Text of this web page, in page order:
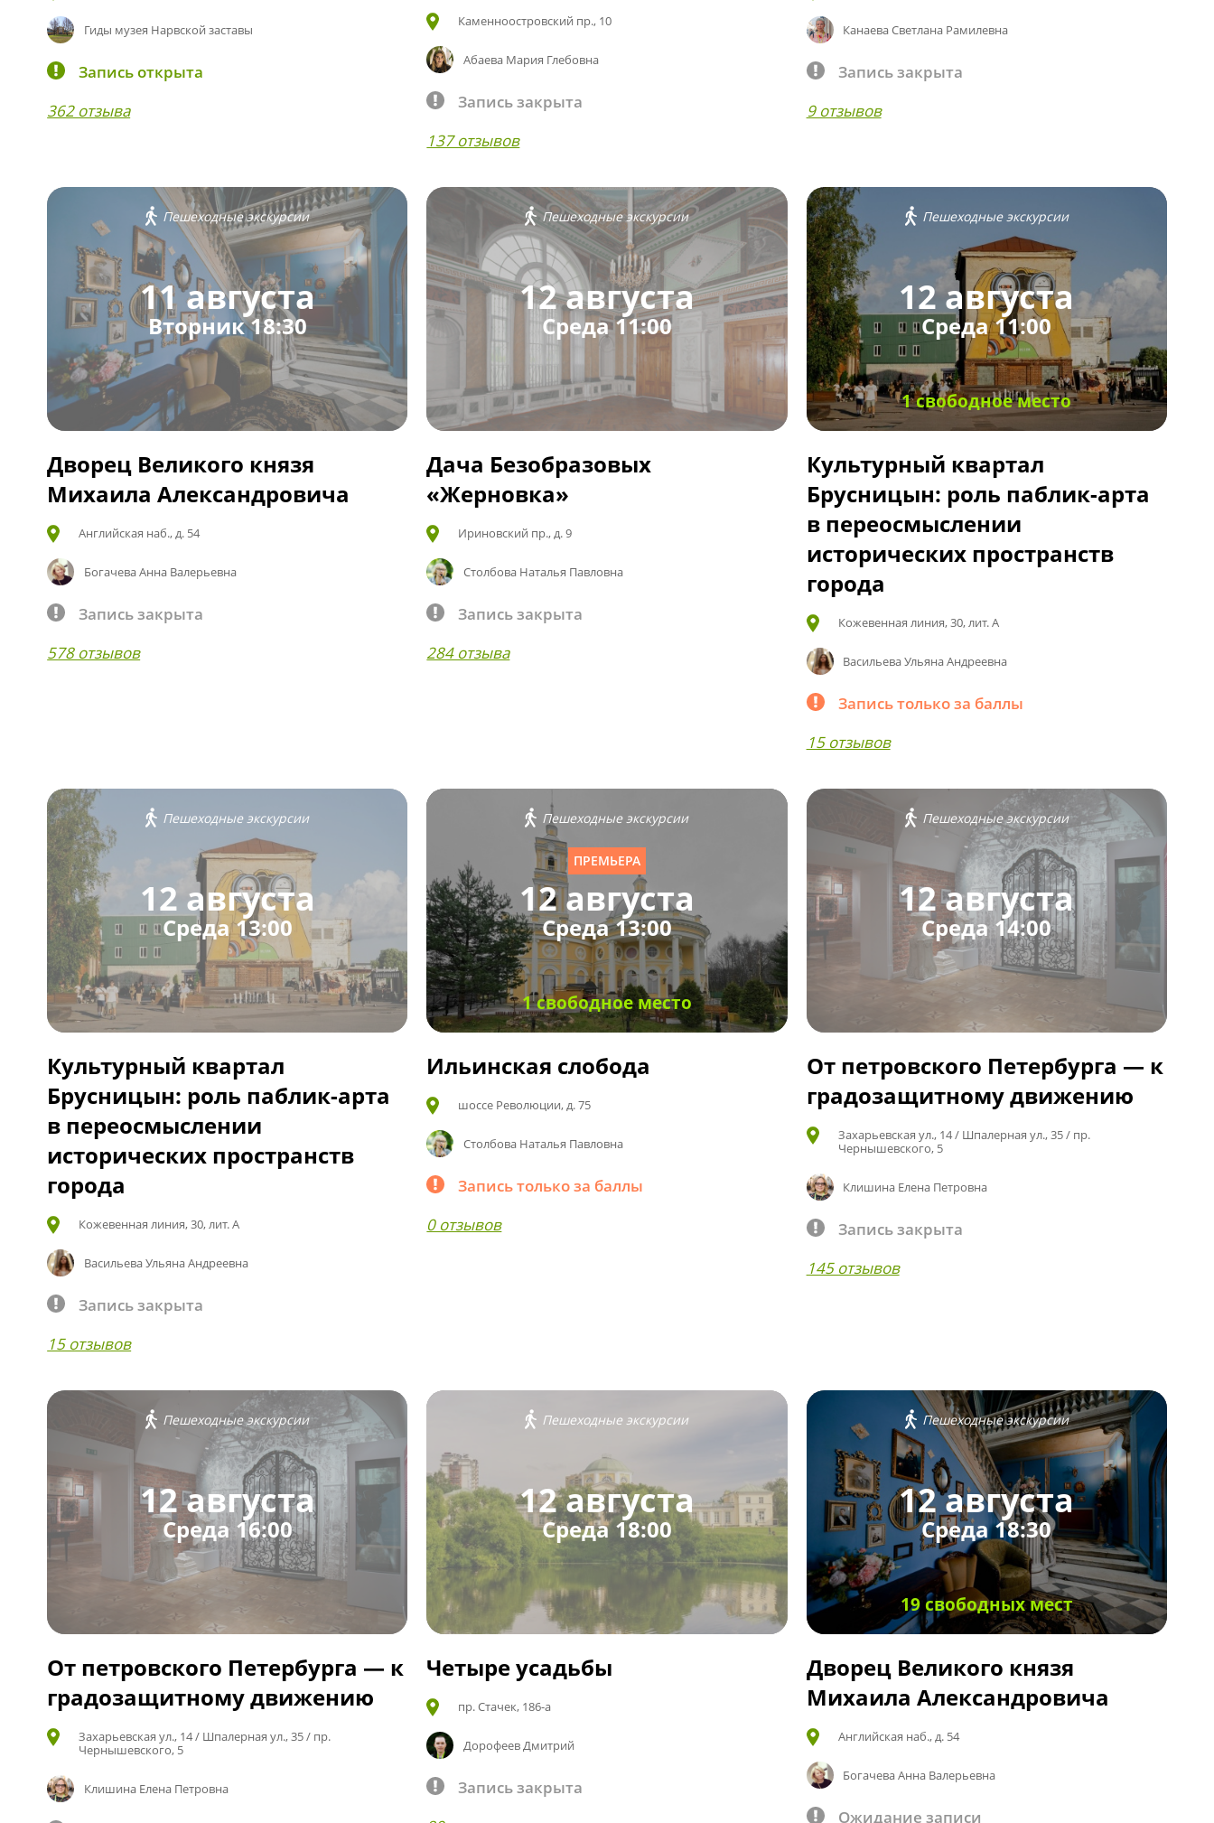
Гиды музея Нарвской заставы
Запись открыта
362 отзыва
Каменноостровский пр., 10
Абаева Мария Глебовна
Запись закрыта
137 отзывов
Канаева Светлана Рамилевна
Запись закрыта
9 отзывов
Пешеходные экскурсии
11 августа
Вторник 18:30
Дворец Великого князя
Михаила Александровича
Английская наб., д. 54
Богачева Анна Валерьевна
Запись закрыта
578 отзывов
Пешеходные экскурсии
12 августа
Среда 11:00
Дача Безобразовых
«Жерновка»
Ириновский пр., д. 9
Столбова Наталья Павловна
Запись закрыта
284 отзыва
Пешеходные экскурсии
12 августа
Среда 11:00
1 свободное место
Культурный квартал
Брусницын: роль паблик-арта
в переосмыслении
исторических пространств
города
Кожевенная линия, 30, лит. А
Васильева Ульяна Андреевна
Запись только за баллы
15 отзывов
Пешеходные экскурсии
12 августа
Среда 13:00
Культурный квартал
Брусницын: роль паблик-арта
в переосмыслении
исторических пространств
города
Кожевенная линия, 30, лит. А
Васильева Ульяна Андреевна
Запись закрыта
15 отзывов
Пешеходные экскурсии
ПРЕМЬЕРА
12 августа
Среда 13:00
1 свободное место
Ильинская слобода
шоссе Революции, д. 75
Столбова Наталья Павловна
Запись только за баллы
0 отзывов
Пешеходные экскурсии
12 августа
Среда 14:00
От петровского Петербурга — к
градозащитному движению
Захарьевская ул., 14 / Шпалерная ул., 35 / пр.
Чернышевского, 5
Клишина Елена Петровна
Запись закрыта
145 отзывов
Пешеходные экскурсии
12 августа
Среда 16:00
От петровского Петербурга — к
градозащитному движению
Захарьевская ул., 14 / Шпалерная ул., 35 / пр.
Чернышевского, 5
Клишина Елена Петровна
Пешеходные экскурсии
12 августа
Среда 18:00
Четыре усадьбы
пр. Стачек, 186-а
Дорофеев Дмитрий
Запись закрыта
Пешеходные экскурсии
12 августа
Среда 18:30
19 свободных мест
Дворец Великого князя
Михаила Александровича
Английская наб., д. 54
Богачева Анна Валерьевна
Ожидание записи